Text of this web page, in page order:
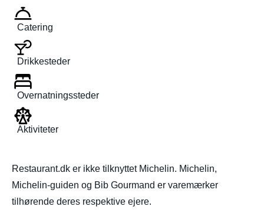
Catering
Drikkesteder
Overnatningssteder
Aktiviteter
Restaurant.dk er ikke tilknyttet Michelin. Michelin,
Michelin-guiden og Bib Gourmand er varemærker
tilhørende deres respektive ejere.